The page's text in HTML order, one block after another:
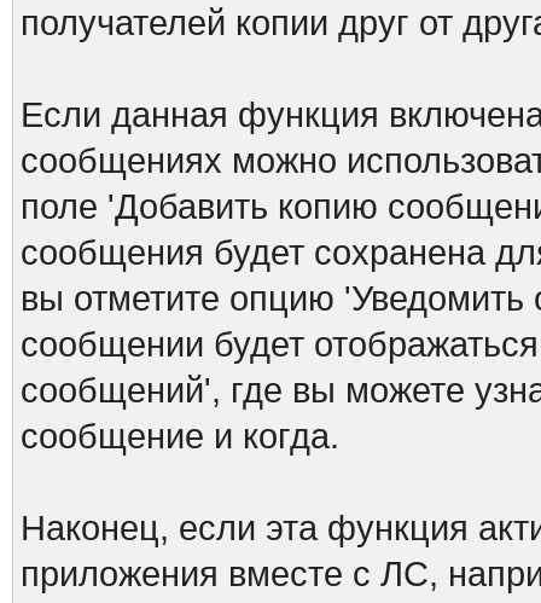
получателей копии друг от
Если данная функция
сообщениях можно
поле 'Добавить копию
сообщения будет сохранена
вы отметите опцию
сообщении будет
сообщений', где вы можете
сообщение и когда.
Наконец, если эта функция
приложения вместе с ЛС,